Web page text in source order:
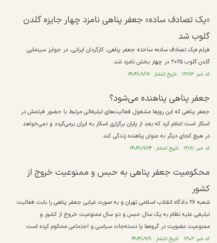
«یک تصادف ساده» جعفر پناهی نامزد چهار جایزه گلدن
گلوب شد
فیلم «یک تصادف ساده» ساخته جعفر پناهی، کارگردان ایرانی، در جوایز سینمایی
گلدن گلوب ۲۰۲۵ در چهار بخش نامزد شد.
کد خبر: ۱۲۲۸۲ تاریخ انتشار : ۱۴۰۴/۰۹/۱۷
جعفر پناهی پناهنده می‌شود؟
جعفر پناهی که این روز‌ها مشغول فعالیت‌های تبلیغاتی مرتبط با حضور فیلمش در
اسکار است اعلام کرد که بعد از پایان برگزاری اسکار به ایران برمی‌گردد و نمی‌خواهد
در هیچ کجای دیگر به عنوان پناهنده زندگی کند.
کد خبر: ۱۲۱۸۱ تاریخ انتشار : ۱۴۰۴/۰۹/۱۴
محکومیت جعفر پناهی به حبس و ممنوعیت خروج از
کشور
شعبه ٢۶ دادگاه انقلاب اسلامی تهران و به صورت غیابی جعفر پناهی را بابت فعالیت
تبلیغی علیه نظام به یک سال حبس و دو سال ممنوعیت خروج از کشور و
ممنوعیت عضویت در گروه‌ها یا دسته‌جات سیاسی و اجتماعی محکوم کرده است.
کد خبر: ۱۲۱۰۲ تاریخ انتشار : ۱۴۰۴/۰۹/۱۱